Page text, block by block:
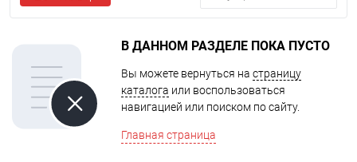
В ДАННОМ РАЗДЕЛЕ ПОКА ПУСТО
Вы можете вернуться на страницу
каталога или воспользоваться
навигацией или поиском по сайту.
Главная страница